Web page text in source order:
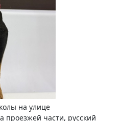
на улице
проезжей части, русский